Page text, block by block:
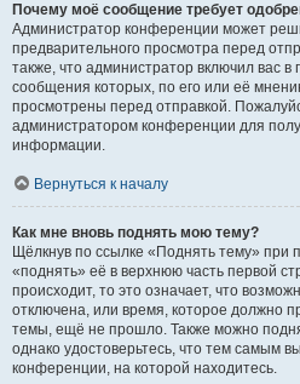
Почему моё сообщение требует
Администратор конференции может
предварительного просмотра перед
также, что администратор включил вас в
сообщения которых, по его или её
просмотрены перед отправкой.
администратором конференции для
информации.
Вернуться к началу
Как мне вновь поднять мою тему?
Щёлкнув по ссылке «Поднять тему» при
«поднять» её в верхнюю часть первой
происходит, то это означает, что
отключена, или время, которое должно
темы, ещё не прошло. Также можно
однако удостоверьтесь, что тем самым
конференции, на которой находитесь.